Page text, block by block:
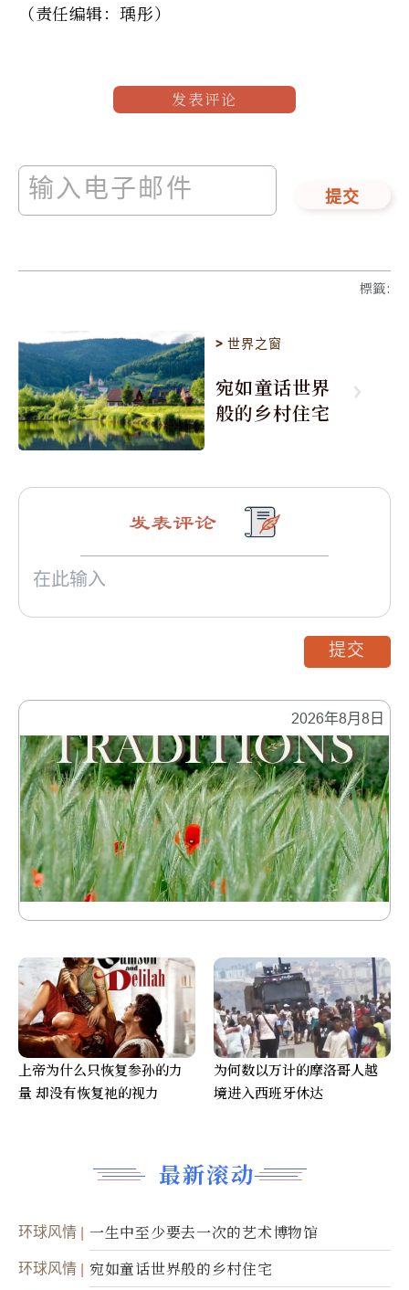
（责任编辑：瑀彤）
发表评论
提交
標籤:
>世界之窗
宛如童话世界
般的乡村住宅
2026年8月8日
最新滚动
环球风情 一生中至少要去一次的艺术博物馆
环球风情 宛如童话世界般的乡村住宅
发表评论
提交
上帝为什么只恢复参孙的力
量 却没有恢复祂的视力
为何数以万计的摩洛哥人越
境进入西班牙休达